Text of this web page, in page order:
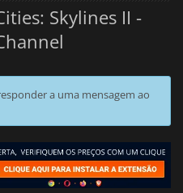
Skylines II -
a uma mensagem ao